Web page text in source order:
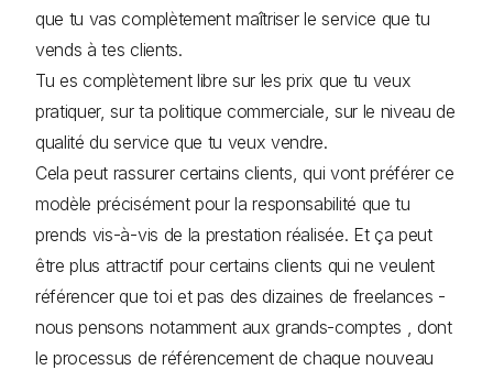
que tu vas complètement maîtriser le service que tu
vends à tes clients.
Tu es complètement libre sur les prix que tu veux
pratiquer, sur ta politique commerciale, sur le niveau de
qualité du service que tu veux vendre.
Cela peut rassurer certains clients, qui vont préférer ce
modèle précisément pour la responsabilité que tu
prends vis-à-vis de la prestation réalisée. Et ça peut
être plus attractif pour certains clients qui ne veulent
référencer que toi et pas des dizaines de freelances -
nous pensons notamment aux grands-comptes , dont
le processus de référencement de chaque nouveau